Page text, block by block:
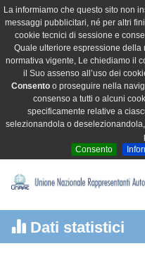
La informiamo che questo sito non
messaggi pubblicitari, né per altri
cookie tecnici di sessione e
Quale ulteriore espressione
normativa vigente, Le chiediamo il
il Suo assenso all’uso dei
Consento o proseguire nella
consenso a tutti o alcuni
specificamente relative a
selezionandola o
Consento
Dati statistici